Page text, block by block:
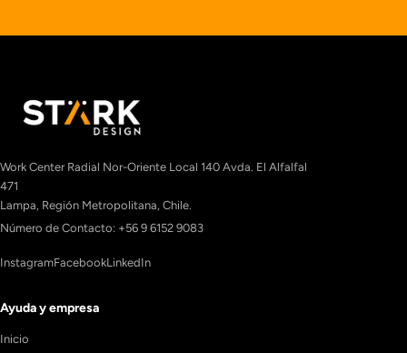
Work Center Radial Nor-Oriente Local 140 Avda. El Alfalfal
471
Lampa, Región Metropolitana, Chile.
Número de Contacto: +56 9 6152 9083
InstagramFacebookLinkedIn
Ayuda y empresa
Inicio